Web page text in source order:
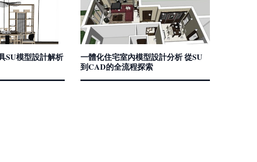
SU模型設計解析
一體化住宅室內模型設計分析 從SU
到CAD的全流程探索